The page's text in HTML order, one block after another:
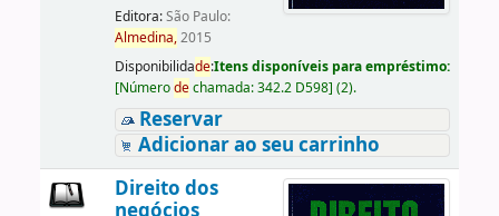
Editora:São Paulo:
Almedina,2015
Disponibilidade:Itens disponíveis para empréstimo:
[Númerodechamada:342.2 D598] (2).
Reservar
Adicionar ao seu carrinho
Direito dos